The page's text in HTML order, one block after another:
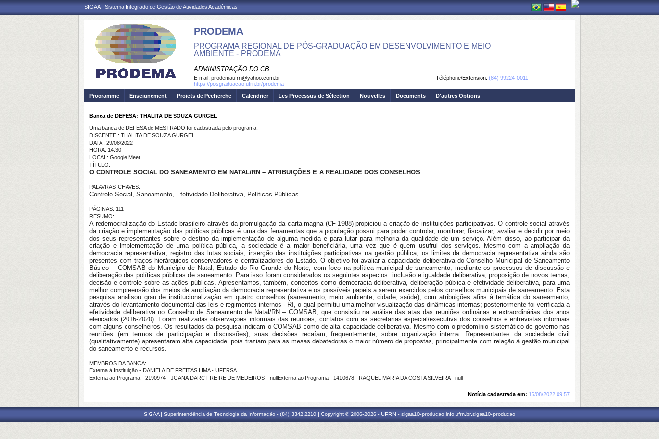
SIGAA - Sistema Integrado de Gestão de Atividades Acadêmicas
PRODEMA
PROGRAMA REGIONAL DE PÓS-GRADUAÇÃO EM DESENVOLVIMENTO E MEIO
AMBIENTE - PRODEMA
ADMINISTRAÇÃO DO CB
Téléphone/Extension: (84) 99224-0011
E-mail: prodemaufrn@yahoo.com.br
https://posgraduacao.ufrn.br/prodema
Programme
Enseignement Projets de Pecherche Calendrier Les Processus de Sélection Nouvelles Documents D'autres Options
Banca de DEFESA: THALITA DE SOUZA GURGEL
Uma banca de DEFESA de MESTRADO foi cadastrada pelo programa.
DISCENTE : THALITA DE SOUZA GURGEL
DATA : 29/08/2022
HORA: 14:30
LOCAL: Google Meet
TÍTULO:
O CONTROLE SOCIAL DO SANEAMENTO EM NATAL/RN – ATRIBUIÇÕES E A REALIDADE DOS CONSELHOS
PALAVRAS-CHAVES:
Controle Social, Saneamento, Efetividade Deliberativa, Políticas Públicas
PÁGINAS: 111
RESUMO:
A redemocratização do Estado brasileiro através da promulgação da carta magna (CF-1988) propiciou a criação de instituições participativas. O controle social através
da criação e implementação das políticas públicas é uma das ferramentas que a população possui para poder controlar, monitorar, fiscalizar, avaliar e decidir por meio
dos seus representantes sobre o destino da implementação de alguma medida e para lutar para melhoria da qualidade de um serviço. Além disso, ao participar da
criação e implementação de uma política pública, a sociedade é a maior beneficiária, uma vez que é quem usufrui dos serviços. Mesmo com a ampliação da
democracia representativa, registro das lutas sociais, inserção das instituições participativas na gestão pública, os limites da democracia representativa ainda são
presentes com traços hierárquicos conservadores e centralizadores do Estado. O objetivo foi avaliar a capacidade deliberativa do Conselho Municipal de Saneamento
Básico – COMSAB do Município de Natal, Estado do Rio Grande do Norte, com foco na política municipal de saneamento, mediante os processos de discussão e
deliberação das políticas públicas de saneamento. Para isso foram considerados os seguintes aspectos: inclusão e igualdade deliberativa, proposição de novos temas,
decisão e controle sobre as ações públicas. Apresentamos, também, conceitos como democracia deliberativa, deliberação pública e efetividade deliberativa, para uma
melhor compreensão dos meios de ampliação da democracia representativa e os possíveis papeis a serem exercidos pelos conselhos municipais de saneamento. Esta
pesquisa analisou grau de institucionalização em quatro conselhos (saneamento, meio ambiente, cidade, saúde), com atribuições afins à temática do saneamento,
através do levantamento documental das leis e regimentos internos - RI, o qual permitiu uma melhor visualização das dinâmicas internas; posteriormente foi verificada a
efetividade deliberativa no Conselho de Saneamento de Natal/RN – COMSAB, que consistiu na análise das atas das reuniões ordinárias e extraordinárias dos anos
elencados (2016-2020). Foram realizadas observações informais das reuniões, contatos com as secretarias especial/executiva dos conselhos e entrevistas informais
com alguns conselheiros. Os resultados da pesquisa indicam o COMSAB como de alta capacidade deliberativa. Mesmo com o predomínio sistemático do governo nas
reuniões (em termos de participação e discussões), suas decisões recaíam, frequentemente, sobre organização interna. Representantes da sociedade civil
(qualitativamente) apresentaram alta capacidade, pois traziam para as mesas debatedoras o maior número de propostas, principalmente com relação à gestão municipal
do saneamento e recursos.
MEMBROS DA BANCA:
Externa à Instituição - DANIELA DE FREITAS LIMA - UFERSA
Externa ao Programa - 2190974 - JOANA DARC FREIRE DE MEDEIROS - nullExterna ao Programa - 1410678 - RAQUEL MARIA DA COSTA SILVEIRA - null
Notícia cadastrada em: 16/08/2022 09:57
SIGAA | Superintendência de Tecnologia da Informação - (84) 3342 2210 | Copyright © 2006-2026 - UFRN - sigaa10-producao.info.ufrn.br.sigaa10-producao